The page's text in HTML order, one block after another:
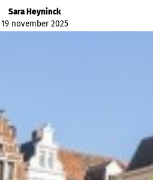
Sara Heyninck
19 november 2025